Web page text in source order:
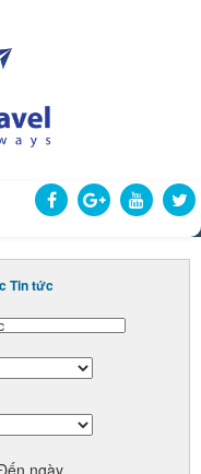
Tin tức
ngày